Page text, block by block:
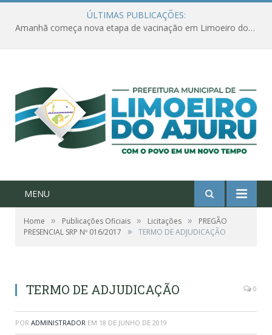
ÚLTIMAS PUBLICAÇÕES:
Amanhã começa nova etapa de vacinação em Limoeiro do Ajuru para idosos com 65 ou mais
MENU
Home » Publicações Oficiais » Licitações »
PREGÃO
PRESENCIAL SRP Nº 016/2017
» TERMO DE ADJUDICAÇÃO
TERMO DE ADJUDICAÇÃO 0
POR ADMINISTRADOR EM 18 DE JUNHO DE 2019